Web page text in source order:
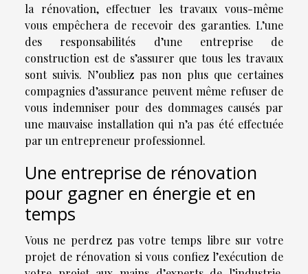
la rénovation, effectuer les travaux vous-même
vous empêchera de recevoir des garanties. L’une
des responsabilités d’une entreprise de
construction est de s’assurer que tous les travaux
sont suivis. N’oubliez pas non plus que certaines
compagnies d’assurance peuvent même refuser de
vous indemniser pour des dommages causés par
une mauvaise installation qui n’a pas été effectuée
par un entrepreneur professionnel.
Une entreprise de rénovation
pour gagner en énergie et en
temps
Vous ne perdrez pas votre temps libre sur votre
projet de rénovation si vous confiez l’exécution de